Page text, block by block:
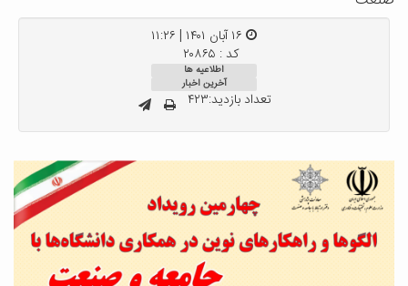
کد : ۲۰۸۶۵
اطلاعیه ها
آخرین اخبار
تعداد بازدید:۴۲۳